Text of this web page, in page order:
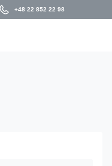
+48 22 852 22 98